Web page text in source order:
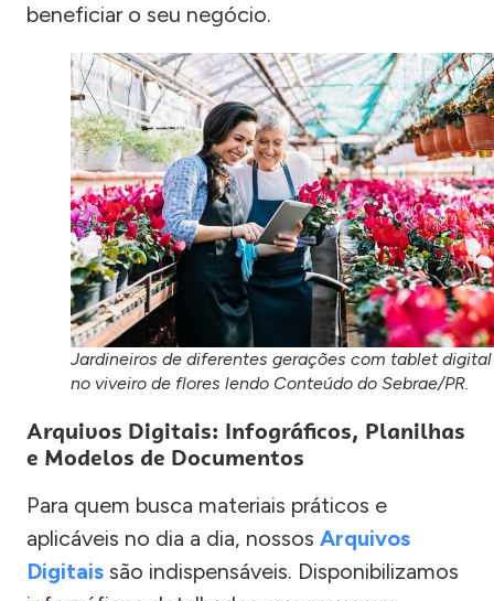
beneficiar o seu negócio.
Jardineiros de diferentes gerações com tablet digital
no viveiro de flores lendo Conteúdo do Sebrae/PR.
Arquivos Digitais: Infográficos, Planilhas
e Modelos de Documentos
Para quem busca materiais práticos e
aplicáveis no dia a dia, nossos Arquivos
Digitais são indispensáveis. Disponibilizamos